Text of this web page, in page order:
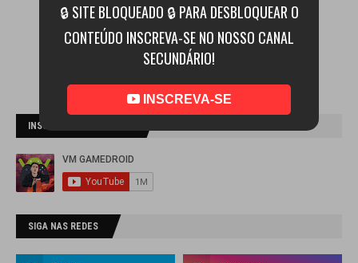
INSCREVA-SE NO CANAL
SIGA NAS REDES
🔒 SITE BLOQUEADO 🔒 PARA DESBLOQUEAR O
CONTEÚDO INSCREVA-SE NO NOSSO CANAL
SECUNDÁRIO!
INSCREVA-SE